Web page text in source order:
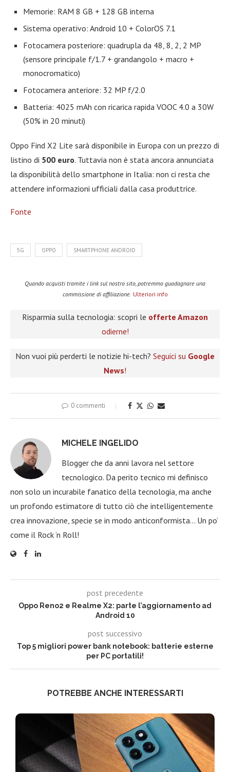
Memorie: RAM 8 GB + 128 GB interna
Sistema operativo: Android 10 + ColorOS 7.1
Fotocamera posteriore: quadrupla da 48, 8, 2, 2 MP
(sensore principale f/1.7 + grandangolo + macro +
monocromatico)
Fotocamera anteriore: 32 MP f/2.0
Batteria: 4025 mAh con ricarica rapida VOOC 4.0 a 30W
(50% in 20 minuti)
Oppo Find X2 Lite sarà disponibile in Europa con un prezzo di
listino di 500 euro. Tuttavia non è stata ancora annunciata
la disponibilità dello smartphone in Italia: non ci resta che
attendere informazioni ufficiali dalla casa produttrice.
Fonte
5G OPPO SMARTPHONE ANDROID
Quando acquisti tramite i link sul nostro sito, potremmo guadagnare una
commissione di affiliazione. Ulteriori info
Risparmia sulla tecnologia: scopri le offerte Amazon
odierne!
Non vuoi più perderti le notizie hi-tech? Seguici su Google
News!
0 commenti
MICHELE INGELIDO
Blogger che da anni lavora nel settore
tecnologico. Da perito tecnico mi definisco
non solo un incurabile fanatico della tecnologia, ma anche
un profondo estimatore di tutto ciò che intelligentemente
crea innovazione, specie se in modo anticonformista… Un po’
come il Rock ‘n Roll!
post precedente
Oppo Reno2 e Realme X2: parte l’aggiornamento ad
Android 10
post successivo
Top 5 migliori power bank notebook: batterie esterne
per PC portatili!
POTREBBE ANCHE INTERESSARTI